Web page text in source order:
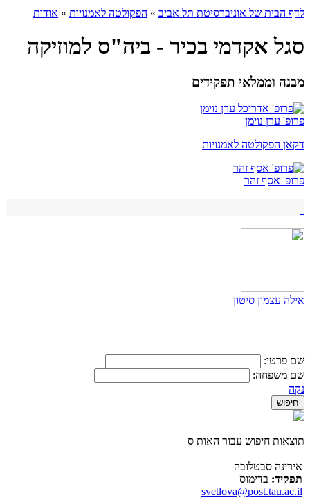
לדף הבית של אוניברסיטת תל אביב » הפקולטה לאמנויות » אודות
סגל אקדמי בכיר - ביה"ס למוזיקה
מבנה וממלאי תפקידים
פרופ' ערן נוימן
דקאן הפקולטה לאמנויות
פרופ' אסף זהר
אילה עצמון סיטון
שם פרטי:
שם משפחה:
נקה
תוצאות חיפוש עבור האות ס
אירינה סבטלובה
תפקיד: בדימוס
svetlova@post.tau.ac.il